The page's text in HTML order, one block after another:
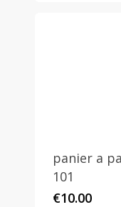
panier a
101
€10.00